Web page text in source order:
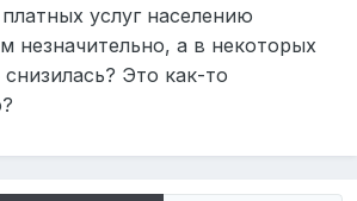
услуг населению
незначительно, а в некоторых
Это как-то